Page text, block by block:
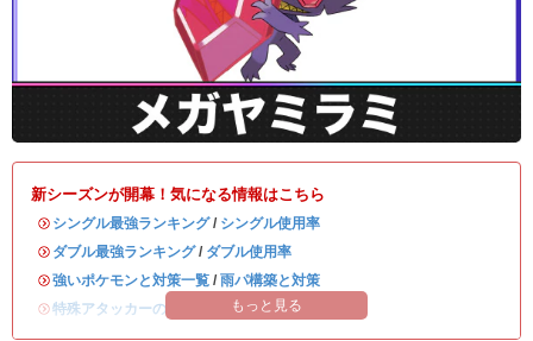
新シーズンが開幕！気になる情報はこちら
・ シングル最強ランキング/ シングル使用率
・ ダブル最強ランキング/ ダブル使用率
・強いポケモンと対策一覧 / 雨パ構築と対策
・特殊アタッカーのおすすめランキング
もっと見る